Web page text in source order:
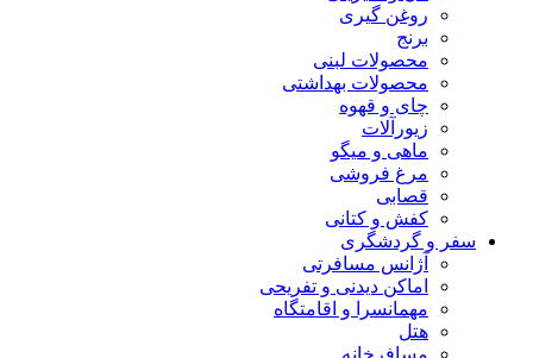
روغن گیری
برنج
محصولات لبنی
محصولات بهداشتی
چای و قهوه
زیورآلات
ماهی و میگو
مرغ فروشی
قصابی
کفش و کتانی
سفر و گردشگری
آژانس مسافرتی
اماکن دیدنی و تفریحی
مهمانسرا و اقامتگاه
هتل